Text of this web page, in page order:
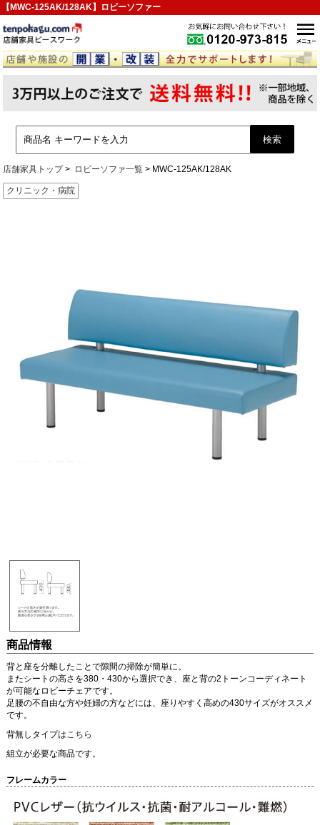
【MWC-125AK/128AK】ロビーソファー
店舗家具トップ ロビーソファ一覧 MWC-125AK/128AK
クリニック・病院
商品情報
背と座を分離したことで隙間の掃除が簡単に。
またシートの高さを380・430から選択でき、座と背の2トーンコーディネート
が可能なロビーチェアです。
足腰の不自由な方や妊婦の方などには、座りやすく高めの430サイズがオススメ
です。
背無しタイプは こちら
組立が必要な商品です。
フレームカラー